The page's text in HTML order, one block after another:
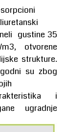
gustine 35
m3, otvorene
strukture.
su zbog
i
ugradnje